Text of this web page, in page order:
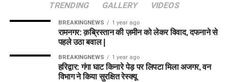
TRENDING GALLERY VIDEOS
BREAKINGNEWS 1 year ago
रामनगर: क़ब्रिस्तान की ज़मीन को लेकर विवाद, दफनाने से
पहले उठा बवाल |
BREAKINGNEWS 1 year ago
हरिद्वार: गंगा घाट किनारे पेड़ पर लिपटा मिला अजगर, वन
विभाग ने किया सुरक्षित रेस्क्यू